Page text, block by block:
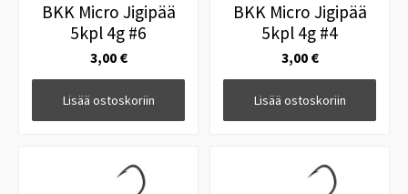
BKK Micro Jigipää
5kpl 4g #6
3,00 €
Lisää ostoskoriin
BKK Micro Jigipää
5kpl 4g #4
3,00 €
Lisää ostoskoriin